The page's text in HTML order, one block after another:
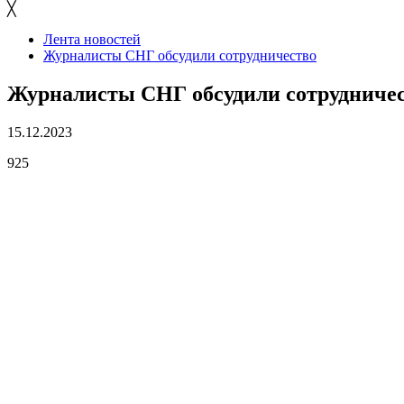
╳
Лента новостей
Журналисты СНГ обсудили сотрудничество
Журналисты СНГ обсудили
15.12.2023
925